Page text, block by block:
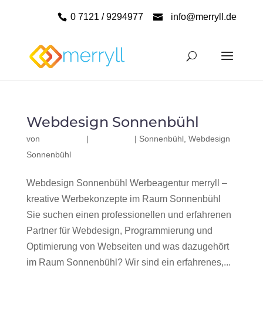
0 7121 / 9294977 info@merryll.de
Webdesign Sonnenbühl
von | | Sonnenbühl, Webdesign
Sonnenbühl
Webdesign Sonnenbühl Werbeagentur merryll –
kreative Werbekonzepte im Raum Sonnenbühl
Sie suchen einen professionellen und erfahrenen
Partner für Webdesign, Programmierung und
Optimierung von Webseiten und was dazugehört
im Raum Sonnenbühl? Wir sind ein erfahrenes,...